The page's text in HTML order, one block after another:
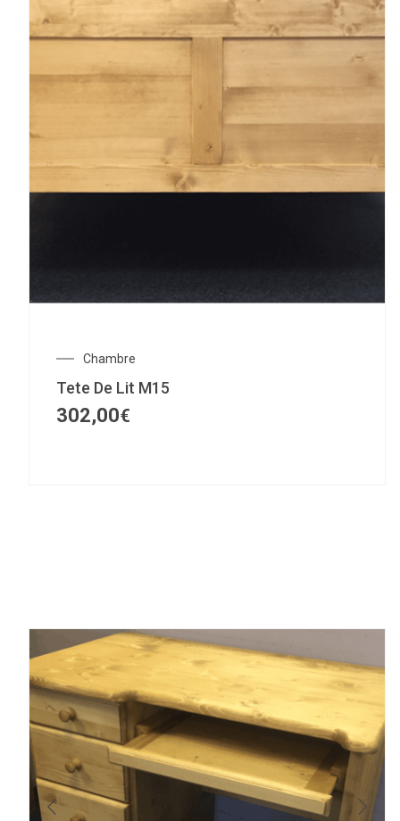
Chambre
Tete De Lit M15
302,00€